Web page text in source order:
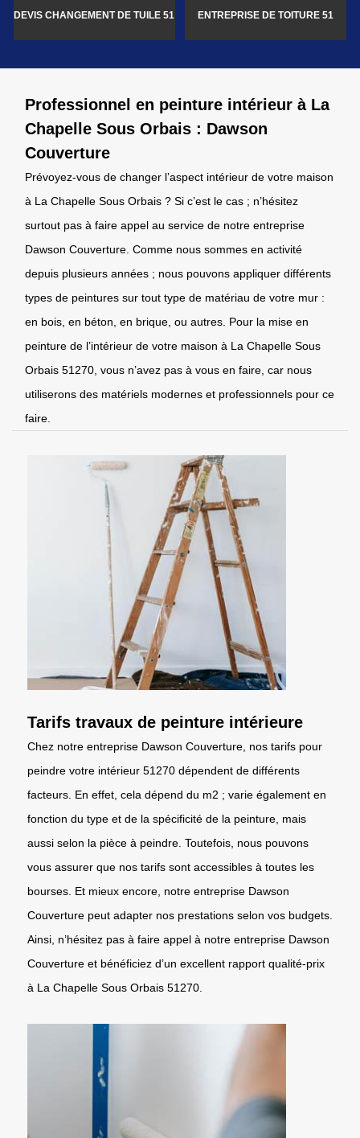
DEVIS CHANGEMENT DE TUILE 51 ENTREPRISE DE TOITURE 51
Professionnel en peinture intérieur à La
Chapelle Sous Orbais : Dawson
Couverture
Prévoyez-vous de changer l’aspect intérieur de votre maison
à La Chapelle Sous Orbais ? Si c’est le cas ; n’hésitez
surtout pas à faire appel au service de notre entreprise
Dawson Couverture. Comme nous sommes en activité
depuis plusieurs années ; nous pouvons appliquer différents
types de peintures sur tout type de matériau de votre mur :
en bois, en béton, en brique, ou autres. Pour la mise en
peinture de l’intérieur de votre maison à La Chapelle Sous
Orbais 51270, vous n’avez pas à vous en faire, car nous
utiliserons des matériels modernes et professionnels pour ce
faire.
Tarifs travaux de peinture intérieure
Chez notre entreprise Dawson Couverture, nos tarifs pour
peindre votre intérieur 51270 dépendent de différents
facteurs. En effet, cela dépend du m2 ; varie également en
fonction du type et de la spécificité de la peinture, mais
aussi selon la pièce à peindre. Toutefois, nous pouvons
vous assurer que nos tarifs sont accessibles à toutes les
bourses. Et mieux encore, notre entreprise Dawson
Couverture peut adapter nos prestations selon vos budgets.
Ainsi, n’hésitez pas à faire appel à notre entreprise Dawson
Couverture et bénéficiez d’un excellent rapport qualité-prix
à La Chapelle Sous Orbais 51270.